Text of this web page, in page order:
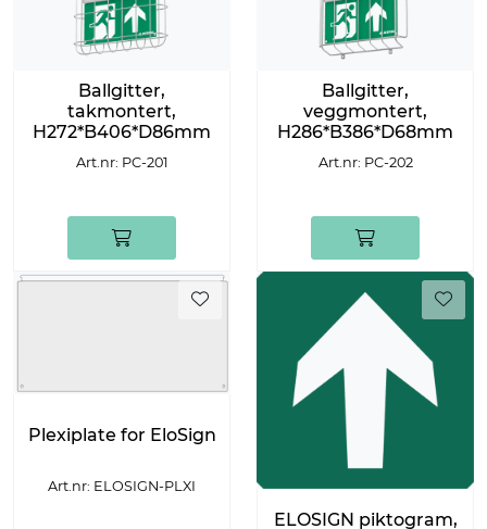
Ballgitter,
takmontert,
H272*B406*D86mm
Art.nr: PC-201
Ballgitter,
veggmontert,
H286*B386*D68mm
Art.nr: PC-202
Plexiplate for EloSign
Art.nr: ELOSIGN-PLXI
ELOSIGN piktogram,